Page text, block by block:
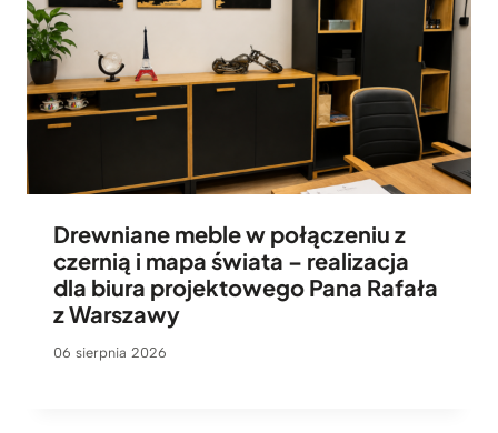
Drewniane meble w połączeniu z
czernią i mapa świata – realizacja
dla biura projektowego Pana Rafała
z Warszawy
06 sierpnia 2026